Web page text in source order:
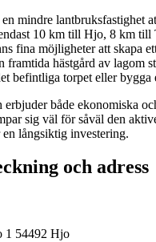
mindre lantbruksfastighet
10 km till Hjo, 8 km till
fina möjligheter att skapa
framtida hästgård av lagom
befintliga torpet eller bygga
erbjuder både ekonomiska
sig väl för såväl den
långsiktig investering.
och adress
1 54492 Hjo